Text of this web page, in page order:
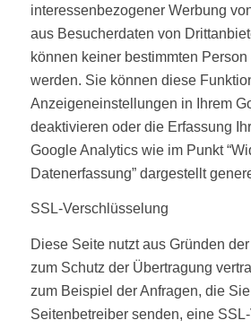
interessenbezogener Werbung
aus Besucherdaten von
können keiner bestimmten
werden. Sie können diese
Anzeigeneinstellungen in Ihrem
deaktivieren oder die Erfassung
Google Analytics wie im Punkt
Datenerfassung” dargestellt
SSL-Verschlüsselung
Diese Seite nutzt aus Gründen
zum Schutz der Übertragung
zum Beispiel der Anfragen, die
Seitenbetreiber senden, eine